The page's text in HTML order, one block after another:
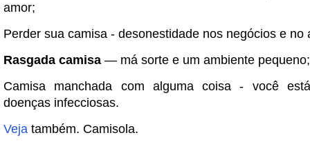
amor;
Perder sua camisa - desonestidade nos negócios e no
Rasgada camisa — má sorte e um ambiente pequeno;
Camisa manchada com alguma coisa - você
doenças infecciosas.
Veja também. Camisola.